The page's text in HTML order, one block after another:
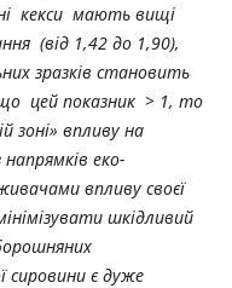
кекси мають вищі
(від 1,42 до 1,90),
зразків становить
цей показник > 1, то
зоні» впливу на
еко-
впливу своєї
шкідливий
сировини є дуже